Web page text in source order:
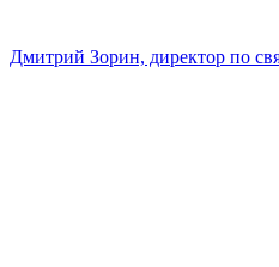
Дмитрий Зорин, директор по